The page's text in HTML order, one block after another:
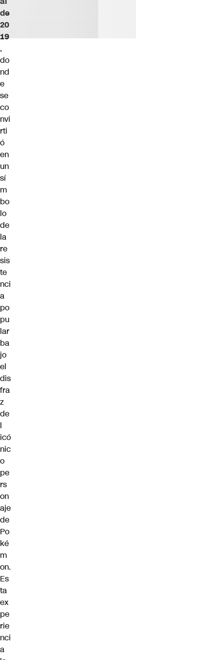
de
20
19
,
do
nd
e
se
co
nvi
rti
ó
en
un
sí
m
bo
lo
de
la
re
sis
te
nci
a
po
pu
lar
ba
jo
el
dis
fra
z
de
l
icó
nic
o
pe
rs
on
aje
de
Po
ké
m
on.
Es
ta
ex
pe
rie
nci
a